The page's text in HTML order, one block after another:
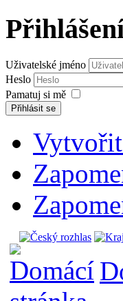
Uživatelské jméno
Heslo
Pamatuj si mě
Přihlásit se